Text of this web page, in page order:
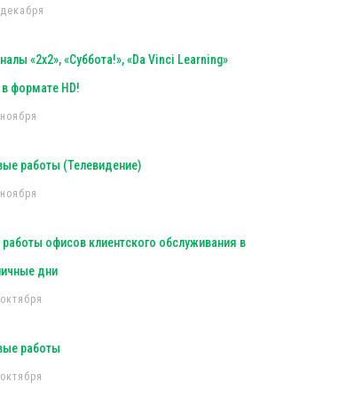
«2х2», «Суббота!», «Da Vinci Learning»
в формате HD!
работы (Телевидение)
офисов клиентского обслуживания в
дни
работы